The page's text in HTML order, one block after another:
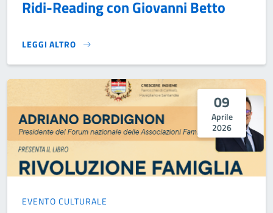
Ridi-Reading con Giovanni Betto
LEGGI ALTRO
RIDI-READING CON GIOVANNI BETTO}
09
Aprile
2026
EVENTO CULTURALE